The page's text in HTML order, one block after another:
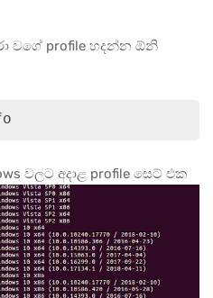
වගේ profile හදන්න ඕනි
වලට අදාළ profile සෙට් එක